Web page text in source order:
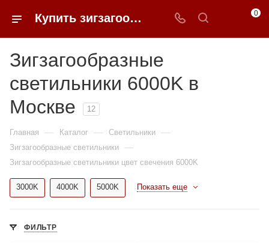
Купить зигзагообразные светильники 6000K недорого в Москве | 0FFER 0
Зигзагообразные
светильники 6000K в
Москве
12
Главная — Каталог — Светильники —
Зигзагообразные светильники —
Зигзагообразные светильники цвет свечения 6000K
3000K 4000K 5000K Показать еще
ФИЛЬТР